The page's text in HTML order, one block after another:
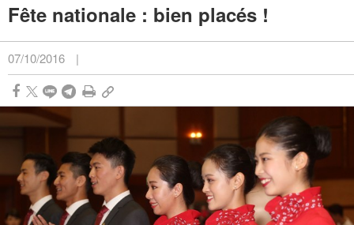
Fête nationale : bien placés !
07/10/2016 |